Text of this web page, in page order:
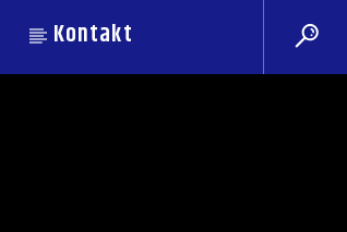
Kontakt